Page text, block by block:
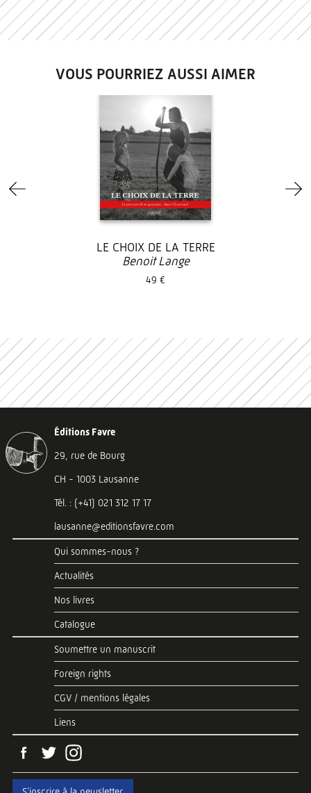
VOUS POURRIEZ AUSSI AIMER
LE CHOIX DE LA TERRE
Benoit Lange
49 €
Éditions Favre
29, rue de Bourg
CH - 1003 Lausanne
Tél. : (+41) 021 312 17 17
lausanne@editionsfavre.com
Qui sommes-nous ?
Actualités
Nos livres
Catalogue
Soumettre un manuscrit
Foreign rights
CGV / mentions légales
Liens